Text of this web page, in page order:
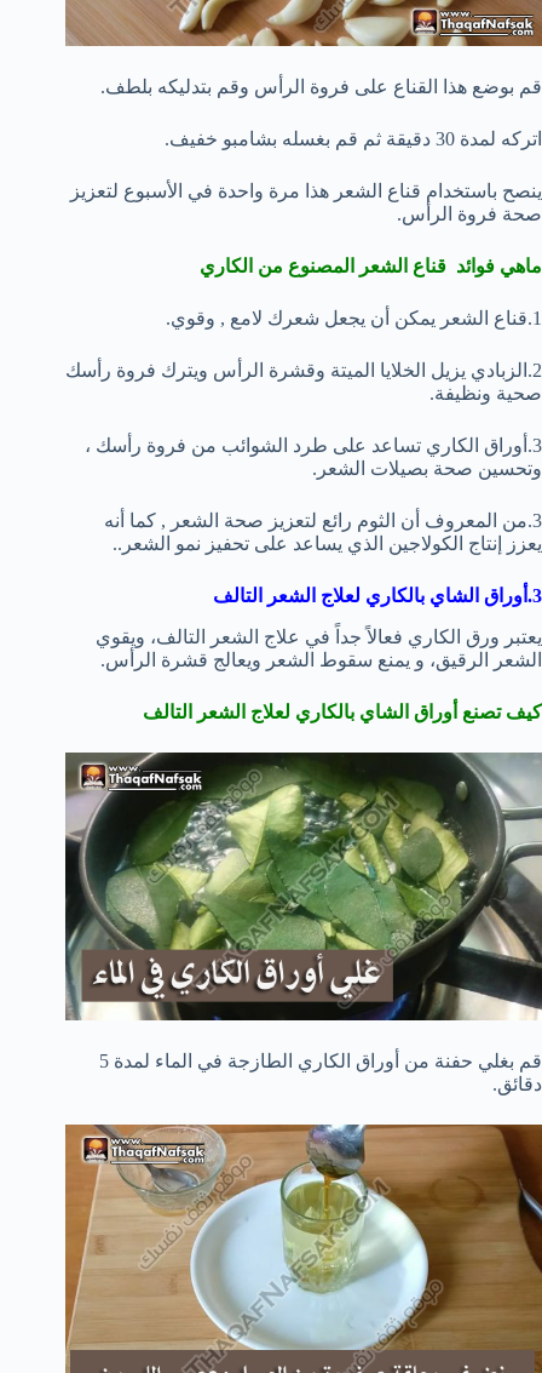
قم بوضع هذا القناع على فروة الرأس وقم بتدليكه بلطف.
اتركه لمدة 30 دقيقة ثم قم بغسله بشامبو خفيف.
ينصح باستخدام قناع الشعر هذا مرة واحدة في الأسبوع لتعزيز
صحة فروة الرأس.
ماهي فوائد قناع الشعر المصنوع من الكاري
1.قناع الشعر يمكن أن يجعل شعرك لامع , وقوي.
2.الزبادي يزيل الخلايا الميتة وقشرة الرأس ويترك فروة رأسك
صحية ونظيفة.
3.أوراق الكاري تساعد على طرد الشوائب من فروة رأسك ،
وتحسين صحة بصيلات الشعر.
3.من المعروف أن الثوم رائع لتعزيز صحة الشعر , كما أنه
يعزز إنتاج الكولاجين الذي يساعد على تحفيز نمو الشعر..
3.أوراق الشاي بالكاري
لعلاج الشعر التالف
يعتبر ورق الكاري فعالاً جداً في علاج الشعر التالف، ويقوي
الشعر الرقيق، و يمنع سقوط الشعر ويعالج قشرة الرأس.
كيف تصنع أوراق الشاي بالكاري لعلاج الشعر التالف
قم بغلي حفنة من أوراق الكاري الطازجة في الماء لمدة 5
دقائق.